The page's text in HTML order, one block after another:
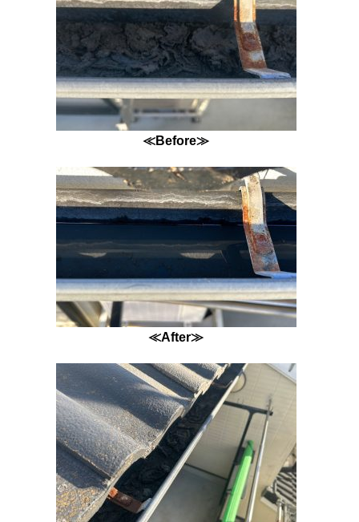
≪Before≫
≪After≫